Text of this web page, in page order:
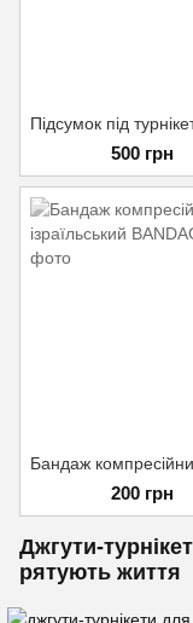
500 грн
200 грн
Джгути-
рятують життя